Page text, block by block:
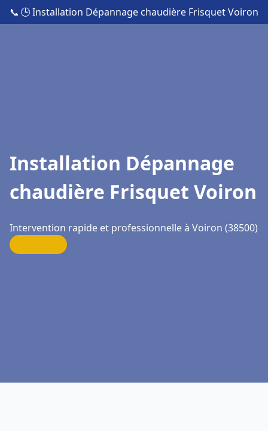
📞 🕒 Installation Dépannage chaudière Frisquet Voiron
Installation Dépannage
chaudière Frisquet Voiron
Intervention rapide et professionnelle à Voiron (38500)